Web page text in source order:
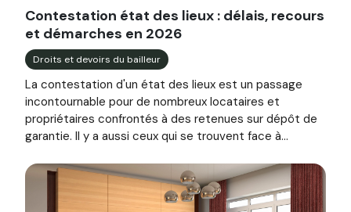
Image illustrant l'article "Contestation état des lieux :
Contestation état des lieux : délais, recours
et démarches en 2026
Droits et devoirs du bailleur
La contestation d'un état des lieux est un passage
incontournable pour de nombreux locataires et
propriétaires confrontés à des retenues sur dépôt de
garantie. Il y a aussi ceux qui se trouvent face à...